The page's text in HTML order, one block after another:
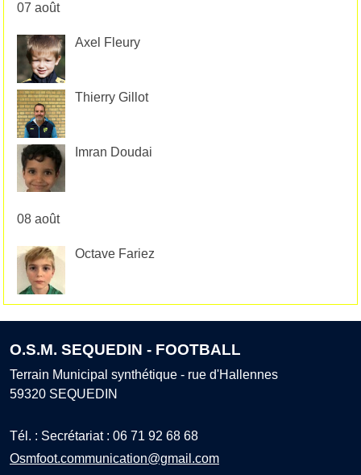
07 août
Axel Fleury
Thierry Gillot
Imran Doudai
08 août
Octave Fariez
O.S.M. SEQUEDIN - FOOTBALL
Terrain Municipal synthétique - rue d'Hallennes
59320 SEQUEDIN
Tél. : Secrétariat : 06 71 92 68 68
Osmfoot.communication@gmail.com